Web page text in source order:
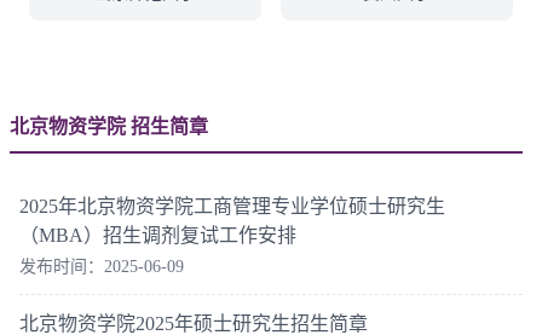
北京物资学院 招生简章
2025年北京物资学院工商管理专业学位硕士研究生
（MBA）招生调剂复试工作安排
发布时间：2025-06-09
北京物资学院2025年硕士研究生招生简章